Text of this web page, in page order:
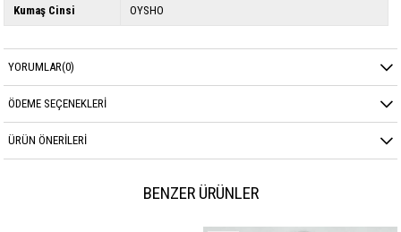
Kumaş Cinsi OYSHO
YORUMLAR(0)
ÖDEME SEÇENEKLERI
ÜRÜN ÖNERILERI
BENZER ÜRÜNLER